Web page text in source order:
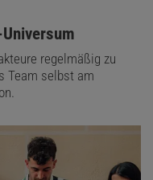
regelmäßig zu
Team selbst am